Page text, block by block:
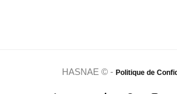
HASNAE © - Politique de